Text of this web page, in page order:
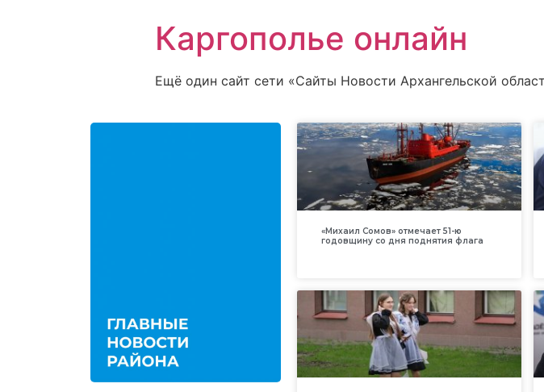
Каргополье онлайн
Ещё один сайт сети «Сайты Новости Архангельской
«Михаил Сомов» отмечает 51-ю
годовщину со дня поднятия флага